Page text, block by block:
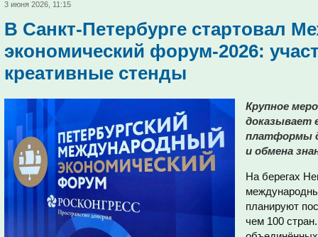
3 июня 2026, 11:15
В Санкт-Петербурге стартовал
экономический форум-2026:
креативные стенды
Крупное
доказывает
платформы
и обмена
На берегах
планируют
чем 100